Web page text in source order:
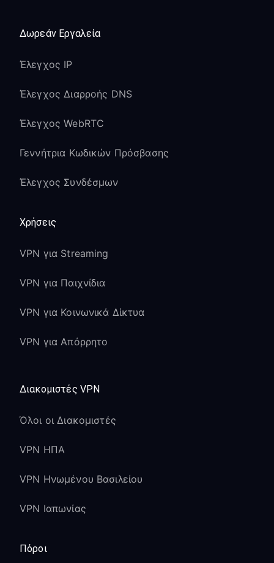
Δωρεάν Εργαλεία
Έλεγχος IP
Έλεγχος Διαρροής DNS
Έλεγχος WebRTC
Γεννήτρια Κωδικών Πρόσβασης
Έλεγχος Συνδέσμων
Χρήσεις
VPN για Streaming
VPN για Παιχνίδια
VPN για Κοινωνικά Δίκτυα
VPN για Απόρρητο
Διακομιστές VPN
Όλοι οι Διακομιστές
VPN ΗΠΑ
VPN Ηνωμένου Βασιλείου
VPN Ιαπωνίας
Πόροι